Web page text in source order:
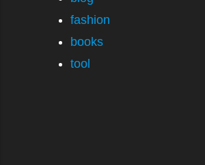
fashion
books
tool